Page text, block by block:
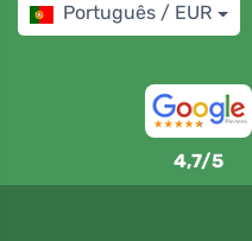
Português / EUR
4,7/5